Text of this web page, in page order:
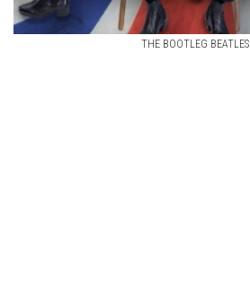
THE BOOTLEG BEATLES